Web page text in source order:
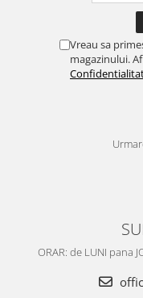
Vreau sa
magazinului.
ORAR: de LUNI pana